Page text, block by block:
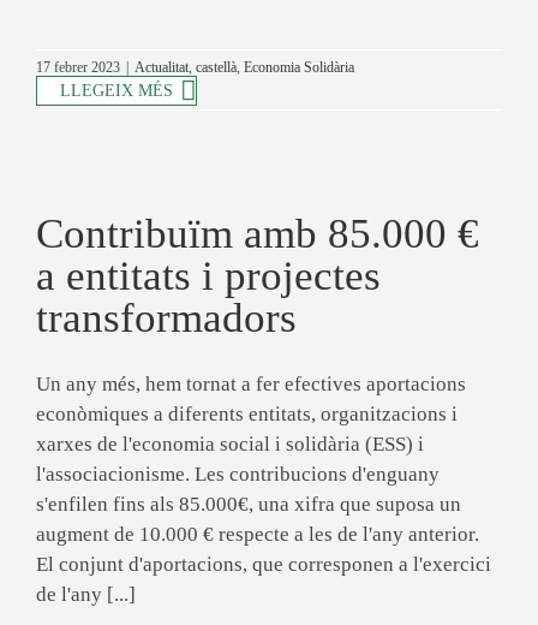
17 febrer 2023 Actualitat, castellà, Economia Solidària
LLEGEIX MÉS
Contribuïm amb 85.000 €
a entitats i projectes
transformadors
Un any més, hem tornat a fer efectives aportacions
econòmiques a diferents entitats, organitzacions i
xarxes de l'economia social i solidària (ESS) i
l'associacionisme. Les contribucions d'enguany
s'enfilen fins als 85.000€, una xifra que suposa un
augment de 10.000 € respecte a les de l'any anterior.
El conjunt d'aportacions, que corresponen a l'exercici
de l'any [...]